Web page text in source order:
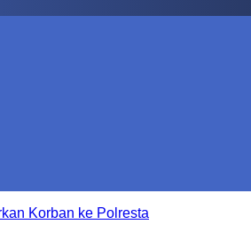
Korban ke Polresta